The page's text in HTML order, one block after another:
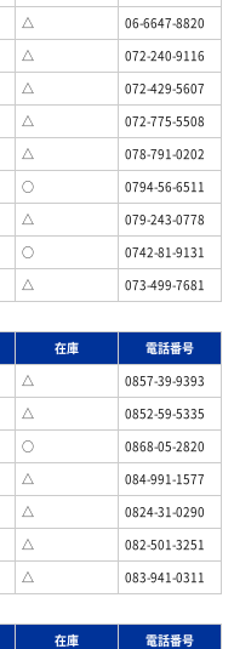
△
06-6647-8820
△
072-240-9116
△
072-429-5607
△
072-775-5508
△
078-791-0202
○
0794-56-6511
△
079-243-0778
○
0742-81-9131
△ 073-499-7681
在庫
電話番号
△
0857-39-9393
△
0852-59-5335
○
0868-05-2820
△
084-991-1577
△
0824-31-0290
△
082-501-3251
△ 083-941-0311
在庫
電話番号